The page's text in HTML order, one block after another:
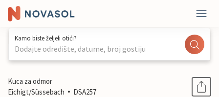
Kamo biste željeli otići?
Dodajte odredište, datume, broj gostiju
1 / 11
Kuca za odmor
Eichigt/Süssebach
DSA257